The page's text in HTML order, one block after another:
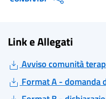
Link e Allegati
Avviso comunità
Format A - domanda